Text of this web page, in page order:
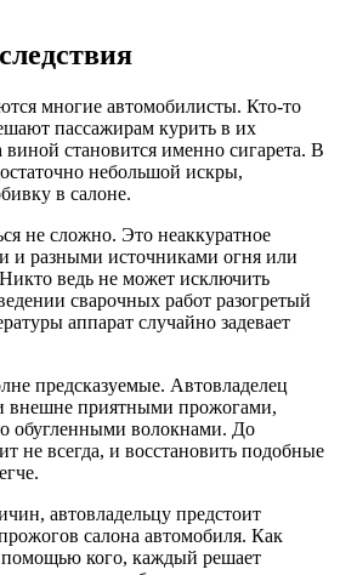
многие автомобилисты. Кто-то
пассажирам курить в их
становится именно сигарета. В
небольшой искры,
в салоне.
не сложно. Это неаккуратное
и разными источниками огня или
ведь не может исключить
сварочных работ разогретый
аппарат случайно задевает
предсказуемые. Автовладелец
внешне приятными прожогами,
обугленными волокнами. До
не всегда, и восстановить подобные
автовладельцу предстоит
салона автомобиля. Как
помощью кого, каждый решает